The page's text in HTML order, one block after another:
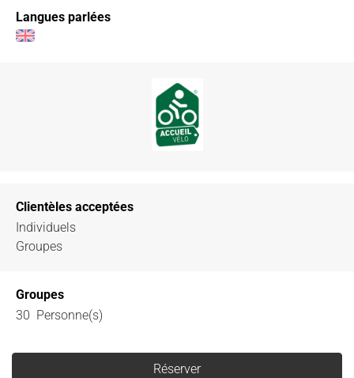
Langues parlées
Clientèles acceptées
Individuels
Groupes
Groupes
30 Personne(s)
Réserver